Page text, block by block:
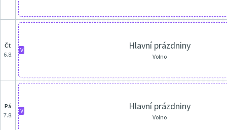
čt
6.8.
V Hlavní prázdniny
Volno
pá
7.8.
V Hlavní prázdniny
Volno